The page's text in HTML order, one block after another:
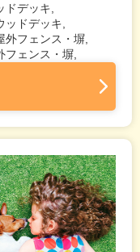
デッキ,
ドデッキ,
フェンス・塀,
ェンス・塀,